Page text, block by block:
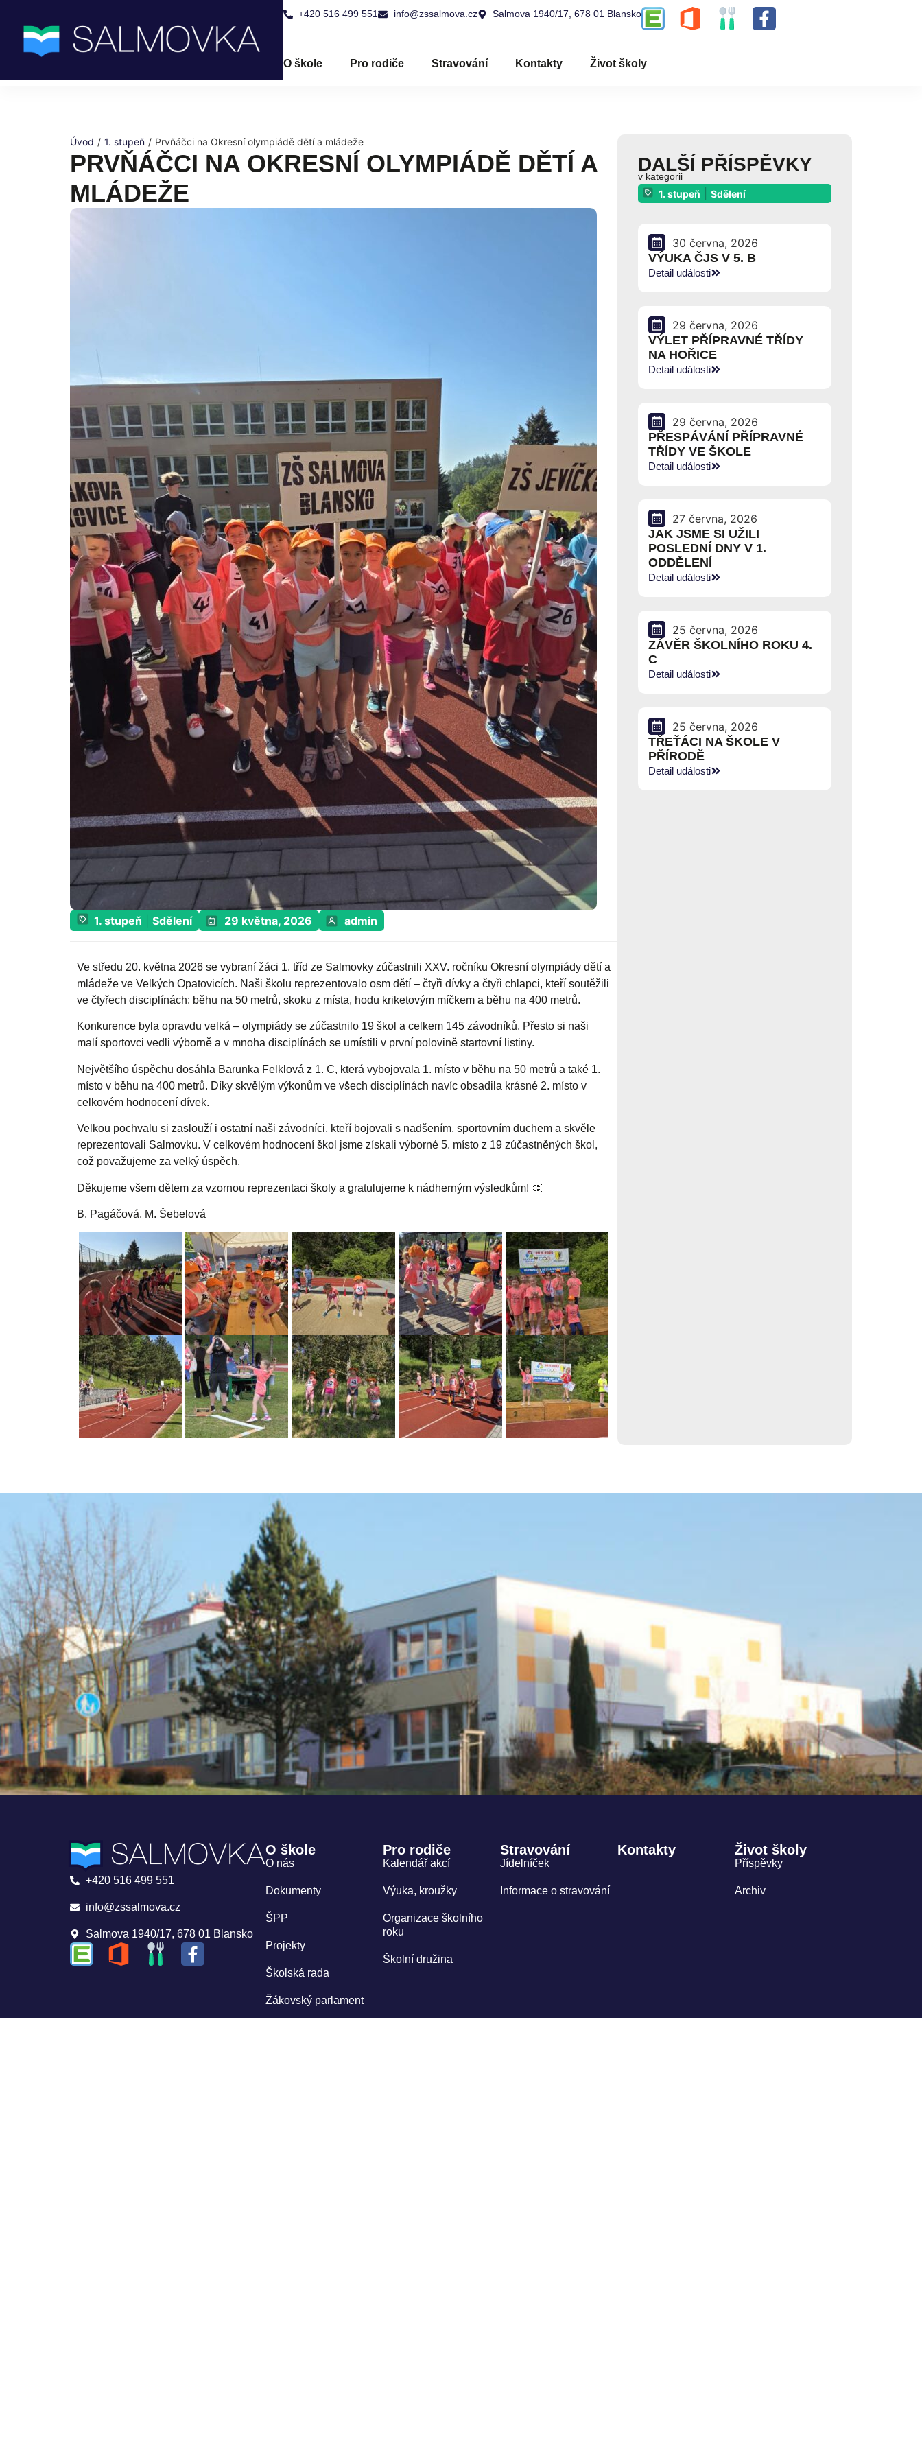
+420 516 499 551 info@zssalmova.cz Salmova 1940/17, 678 01 Blansko
O škole Pro rodiče Stravování Kontakty Život školy
Úvod / 1. stupeň / Prvňáčci na Okresní olympiádě dětí a mládeže
PRVŇÁČCI NA OKRESNÍ OLYMPIÁDĚ DĚTÍ A
MLÁDEŽE
1. stupeň Sdělení 29 května, 2026 admin
Ve středu 20. května 2026 se vybraní žáci 1. tříd ze Salmovky zúčastnili XXV. ročníku Okresní olympiády dětí a
mládeže ve Velkých Opatovicích. Naši školu reprezentovalo osm dětí – čtyři dívky a čtyři chlapci, kteří soutěžili
ve čtyřech disciplínách: běhu na 50 metrů, skoku z místa, hodu kriketovým míčkem a běhu na 400 metrů.
Konkurence byla opravdu velká – olympiády se zúčastnilo 19 škol a celkem 145 závodníků. Přesto si naši
malí sportovci vedli výborně a v mnoha disciplínách se umístili v první polovině startovní listiny.
Největšího úspěchu dosáhla Barunka Felklová z 1. C, která vybojovala 1. místo v běhu na 50 metrů a také 1.
místo v běhu na 400 metrů. Díky skvělým výkonům ve všech disciplínách navíc obsadila krásné 2. místo v
celkovém hodnocení dívek.
Velkou pochvalu si zaslouží i ostatní naši závodníci, kteří bojovali s nadšením, sportovním duchem a skvěle
reprezentovali Salmovku. V celkovém hodnocení škol jsme získali výborné 5. místo z 19 zúčastněných škol,
což považujeme za velký úspěch.
Děkujeme všem dětem za vzornou reprezentaci školy a gratulujeme k nádherným výsledkům! 👏
B. Pagáčová, M. Šebelová
DALŠÍ PŘÍSPĚVKY
v kategorii
1. stupeň Sdělení
30 června, 2026
VÝUKA ČJS V 5. B
Detail události
29 června, 2026
VÝLET PŘÍPRAVNÉ TŘÍDY
NA HOŘICE
Detail události
29 června, 2026
PŘESPÁVÁNÍ PŘÍPRAVNÉ
TŘÍDY VE ŠKOLE
Detail události
27 června, 2026
JAK JSME SI UŽILI
POSLEDNÍ DNY V 1.
ODDĚLENÍ
Detail události
25 června, 2026
ZÁVĚR ŠKOLNÍHO ROKU 4.
C
Detail události
25 června, 2026
TŘEŤÁCI NA ŠKOLE V
PŘÍRODĚ
Detail události
+420 516 499 551
info@zssalmova.cz
Salmova 1940/17, 678 01 Blansko
O škole
O nás
Dokumenty
ŠPP
Projekty
Školská rada
Žákovský parlament
Pro rodiče
Kalendář akcí
Výuka, kroužky
Organizace školního
roku
Školní družina
Stravování
Jídelníček
Informace o stravování
Kontakty Život školy
Příspěvky
Archiv